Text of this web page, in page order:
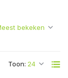
Toon: